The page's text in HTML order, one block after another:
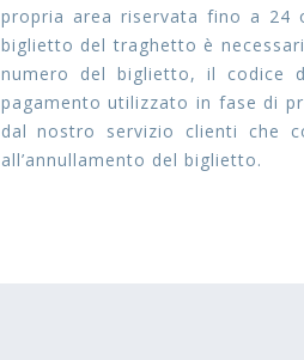
propria area riservata fino a 24
biglietto del traghetto è
numero del biglietto, il codice
pagamento utilizzato in fase di
dal nostro servizio clienti che
all’annullamento del biglietto.